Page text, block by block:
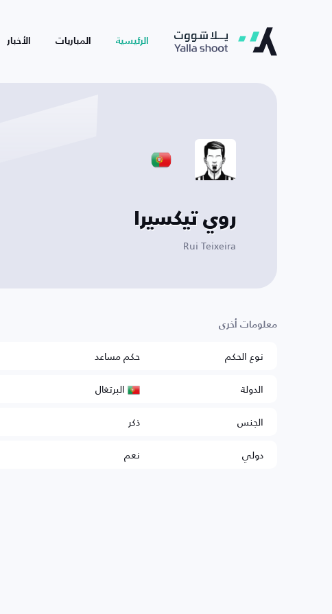
الرئيسية المباريات الأخبار
روي تيكسيرا
Rui Teixeira
معلومات أخرى
نوع الحكم
حكم مساعد
الدولة
البرتغال
الجنس
ذكر
دولي
نعم